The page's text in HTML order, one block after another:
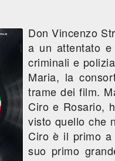
Don Vincenzo
a un attentato
criminali e
Maria, la
trame dei film.
Ciro e Rosario,
visto quello che
Ciro è il primo a
suo primo